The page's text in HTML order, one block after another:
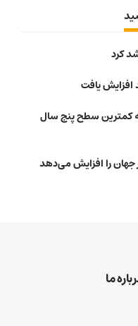
کرد
کمترین سطح پنج سال
جهان را افزایش می‌دهد
ما